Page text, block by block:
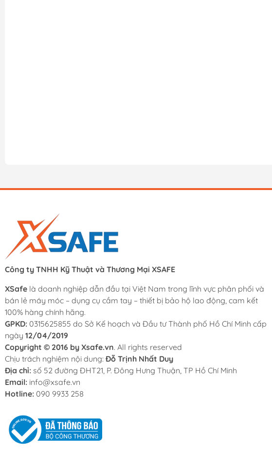
Công ty TNHH Kỹ Thuật và Thương Mại XSAFE
XSafe là doanh nghiệp dẫn đầu tại Việt Nam trong lĩnh vực phân phối và
bán lẻ máy móc – dụng cụ cầm tay – thiết bị bảo hộ lao động, cam kết
100% hàng chính hãng.
GPKD: 0315625855 do Sở Kế hoạch và Đầu tư Thành phố Hồ Chí Minh cấp
ngày 12/04/2019
Copyright © 2016 by Xsafe.vn. All rights reserved
Chịu trách nghiệm nội dung: Đỗ Trịnh Nhất Duy
Địa chỉ: số 52 đường ĐHT21, P. Đông Hưng Thuận, TP Hồ Chí Minh
Email: info@xsafe.vn
Hotline: 090 9933 258